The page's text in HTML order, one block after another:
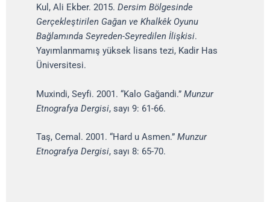
Kul, Ali Ekber. 2015. Dersim Bölgesinde
Gerçekleştirilen Gağan ve Khalkêk Oyunu
Bağlamında Seyreden-Seyredilen İlişkisi.
Yayımlanmamış yüksek lisans tezi, Kadir Has
Üniversitesi.
Muxindi, Seyfi. 2001. “Kalo Gağandi.” Munzur
Etnografya Dergisi, sayı 9: 61-66.
Taş, Cemal. 2001. “Hard u Asmen.” Munzur
Etnografya Dergisi, sayı 8: 65-70.